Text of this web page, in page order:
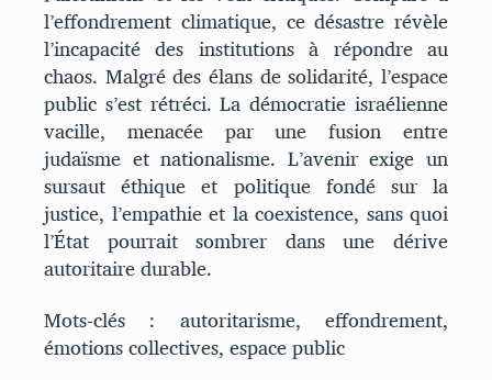
l’effondrement climatique, ce désastre révèle
l’incapacité des institutions à répondre au
chaos. Malgré des élans de solidarité, l’espace
public s’est rétréci. La démocratie israélienne
vacille, menacée par une fusion entre
judaïsme et nationalisme. L’avenir exige un
sursaut éthique et politique fondé sur la
justice, l’empathie et la coexistence, sans quoi
l’État pourrait sombrer dans une dérive
autoritaire durable.
Mots-clés : autoritarisme, effondrement,
émotions collectives, espace public